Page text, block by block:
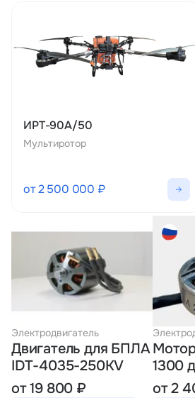
ИРТ-90А/50
Мультиротор
от 2 500 000 ₽
Электродвигатель
Двигатель для БПЛА
IDT-4035-250KV
от 19 800 ₽
1300
от 2